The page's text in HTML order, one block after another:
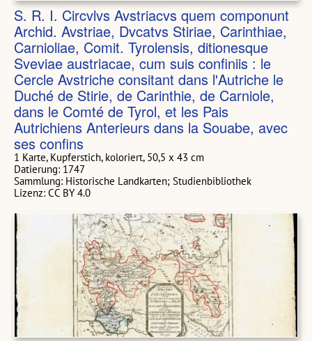
S. R. I. Circvlvs Avstriacvs quem componunt
Archid. Avstriae, Dvcatvs Stiriae, Carinthiae,
Carnioliae, Comit. Tyrolensis, ditionesque
Sveviae austriacae, cum suis confiniis : le
Cercle Avstriche consitant dans l'Autriche le
Duché de Stirie, de Carinthie, de Carniole,
dans le Comté de Tyrol, et les Pais
Autrichiens Anterieurs dans la Souabe, avec
ses confins
1 Karte, Kupferstich, koloriert, 50,5 x 43 cm
Datierung: 1747
Sammlung: Historische Landkarten; Studienbibliothek
Lizenz: CC BY 4.0